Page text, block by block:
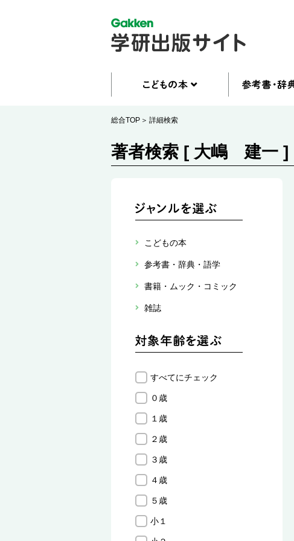
総合TOP 詳細検索
著者検索 [ 大嶋 建一 ]
こどもの本
参考書・辞典・語学
書籍・ムック・コミック
雑誌
すべてにチェック
０歳
１歳
２歳
３歳
４歳
５歳
小１